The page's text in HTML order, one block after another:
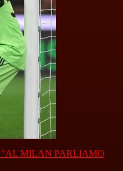
MILAN PARLIAMO